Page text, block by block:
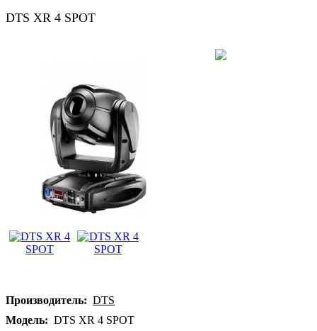
DTS XR 4 SPOT
Производитель: DTS
Модель: DTS XR 4 SPOT